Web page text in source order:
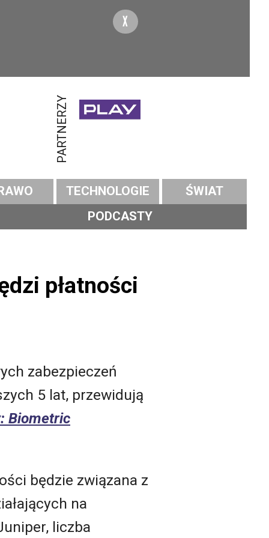
X
PARTNERZY
TECHNOLOGIE
ŚWIAT
PODCASTY
płatności
zabezpieczeń
5 lat, przewidują
Biometric
będzie związana z
na
liczba